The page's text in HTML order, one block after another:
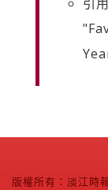
引
版權所有：淡江時